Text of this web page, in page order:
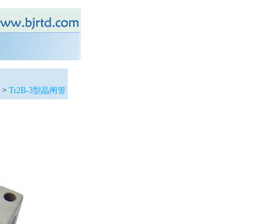
> Tr2B-3型晶闸管